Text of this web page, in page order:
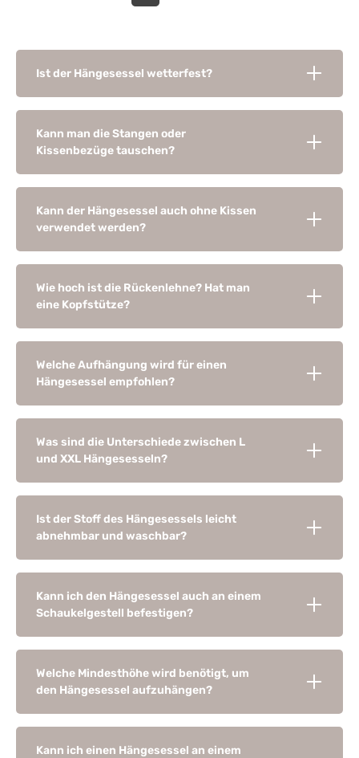
Ist der Hängesessel wetterfest?
Kann man die Stangen oder
Kissenbezüge tauschen?
Kann der Hängesessel auch ohne Kissen
verwendet werden?
Wie hoch ist die Rückenlehne? Hat man
eine Kopfstütze?
Welche Aufhängung wird für einen
Hängesessel empfohlen?
Was sind die Unterschiede zwischen L
und XXL Hängesesseln?
Ist der Stoff des Hängesessels leicht
abnehmbar und waschbar?
Kann ich den Hängesessel auch an einem
Schaukelgestell befestigen?
Welche Mindesthöhe wird benötigt, um
den Hängesessel aufzuhängen?
Kann ich einen Hängesessel an einem